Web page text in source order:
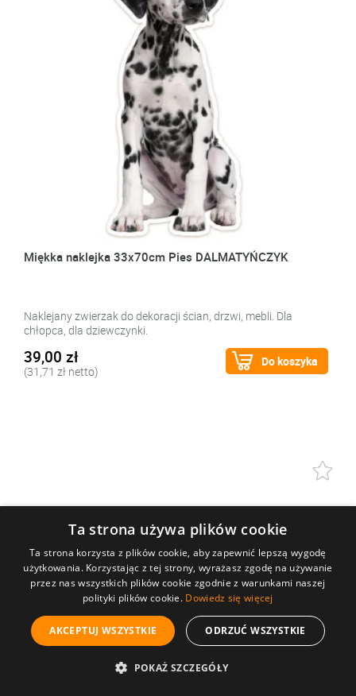
Miękka naklejka 33x70cm Pies DALMATYŃCZYK
Naklejany zwierzak do dekoracji ścian, drzwi, mebli. Dla
chłopca, dla dziewczynki.
39,00 zł
(31,71 zł netto)
Do koszyka
Ta strona używa plików cookie
Ta strona korzysta z plików cookie, aby zapewnić lepszą wygodę
użytkowania. Korzystając z tej strony, wyrażasz zgodę na używanie
przez nas wszystkich plików cookie zgodnie z warunkami naszej
polityki plików cookie. Dowiedz się więcej
AKCEPTUJ WSZYSTKIE ODRZUĆ WSZYSTKIE
POKAŻ SZCZEGÓŁY